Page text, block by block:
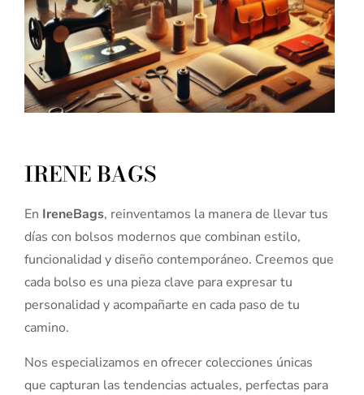
IRENE BAGS
En IreneBags, reinventamos la manera de llevar tus
días con bolsos modernos que combinan estilo,
funcionalidad y diseño contemporáneo. Creemos que
cada bolso es una pieza clave para expresar tu
personalidad y acompañarte en cada paso de tu
camino.
Nos especializamos en ofrecer colecciones únicas
que capturan las tendencias actuales, perfectas para